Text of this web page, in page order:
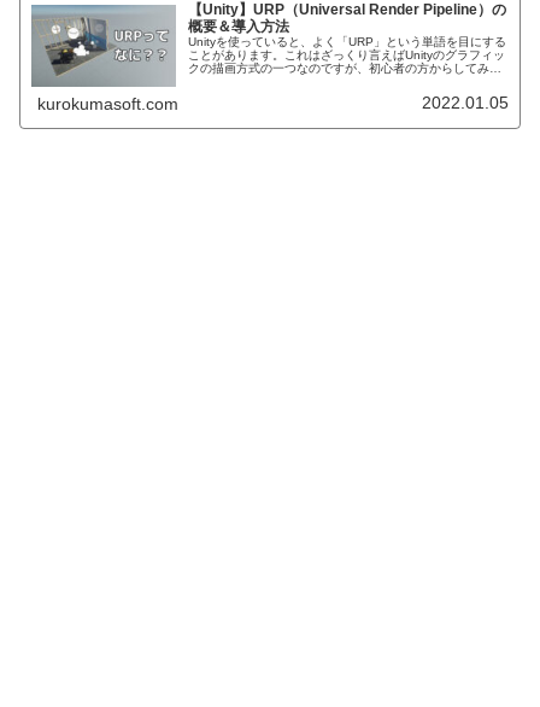
【Unity】URP（Universal Render Pipeline）の
概要＆導入方法
Unityを使っていると、よく「URP」という単語を目にする
ことがあります。これはざっくり言えばUnityのグラフィッ
クの描画方式の一つなのですが、初心者の方からしてみれ
kurokumasoft.com 2022.01.05